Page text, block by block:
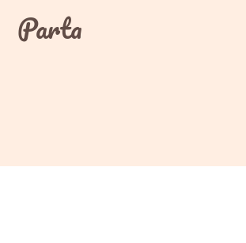
contentParta